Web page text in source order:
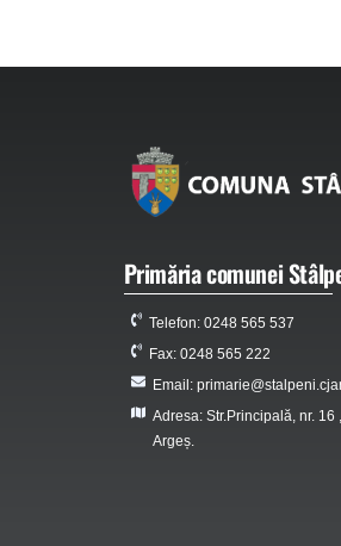
Primăria comunei
Telefon: 0248 565 537
Fax: 0248 565 222
Email:
Adresa: Str.Principală, nr. 16
Argeș.